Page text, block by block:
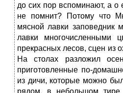
до сих пор вспоминают, а о
не помнит? Потому что
мясной лавки заповедник
лавки многочисленными
прекрасных лесов, сцен из
На столах разложил
приготовленные по-
из дичи, которые можно